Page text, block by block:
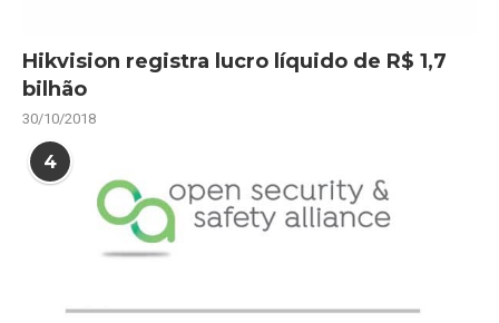
Hikvision registra lucro líquido de R$ 1,7
bilhão
30/10/2018
4